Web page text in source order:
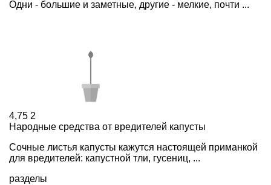
Одни - большие и заметные, другие - мелкие, почти ...
4,75 2
Народные средства от вредителей капусты
Сочные листья капусты кажутся настоящей приманкой
для вредителей: капустной тли, гусениц, ...
разделы